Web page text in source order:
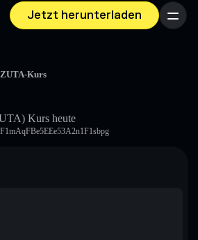
Jetzt herunterladen Menü
Kurs
Kurs heute